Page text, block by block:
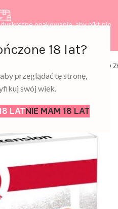
18 lat?
przeglądać tę stronę,
swój wiek.
LATNIE MAM 18 LAT
opakowanie, aby nikt nie
0,00